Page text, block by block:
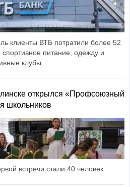
клиенты ВТБ потратили более 52
питание, одежду и
клубы
открылся «Профсоюзный
школьников
встречи стали 40 человек